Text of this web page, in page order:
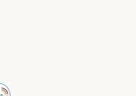
Security